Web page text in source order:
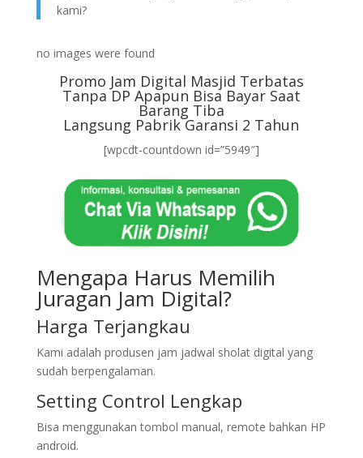
kami?
no images were found
Promo Jam Digital Masjid Terbatas
Tanpa DP Apapun Bisa Bayar Saat
Barang Tiba
Langsung Pabrik Garansi 2 Tahun
[wpcdt-countdown id=”5949″]
Mengapa Harus Memilih
Juragan Jam Digital?
Harga Terjangkau
Kami adalah produsen jam jadwal sholat digital yang
sudah berpengalaman.
Setting Control Lengkap
Bisa menggunakan tombol manual, remote bahkan HP
android.